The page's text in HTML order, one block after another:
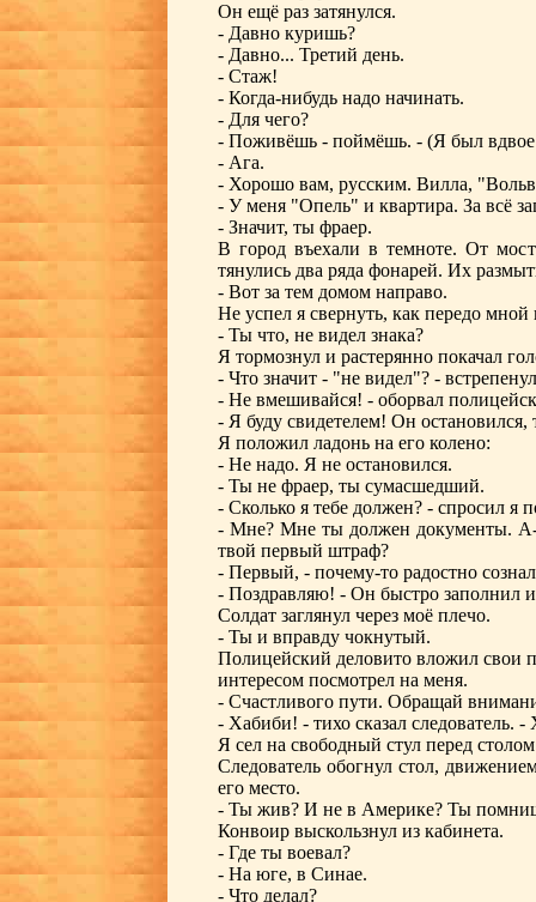
Он ещё раз затянулся.
- Давно куришь?
- Давно... Третий день.
- Стаж!
- Когда-нибудь надо начинать.
- Для чего?
- Поживёшь - поймёшь. - (Я был вдвое
- Ага.
- Хорошо вам, русским. Вилла,
- У меня "Опель" и квартира. За всё
- Значит, ты фраер.
В город въехали в темноте. От
тянулись два ряда фонарей. Их
- Вот за тем домом направо.
Не успел я свернуть, как передо
- Ты что, не видел знака?
Я тормознул и растерянно покачал
- Что значит - "не видел"? -
- Не вмешивайся! - оборвал
- Я буду свидетелем! Он остановился,
Я положил ладонь на его колено:
- Не надо. Я не остановился.
- Ты не фраер, ты сумасшедший.
- Сколько я тебе должен? - спросил я
- Мне? Мне ты должен документы. А-
твой первый штраф?
- Первый, - почему-то радостно
- Поздравляю! - Он быстро заполнил
Солдат заглянул через моё плечо.
- Ты и вправду чокнутый.
Полицейский деловито вложил свои
интересом посмотрел на меня.
- Счастливого пути. Обращай
- Хабиби! - тихо сказал
Я сел на свободный стул перед
Следователь обогнул стол,
его место.
- Ты жив? И не в Америке? Ты
Конвоир выскользнул из кабинета.
- Где ты воевал?
- На юге, в Синае.
- Что делал?